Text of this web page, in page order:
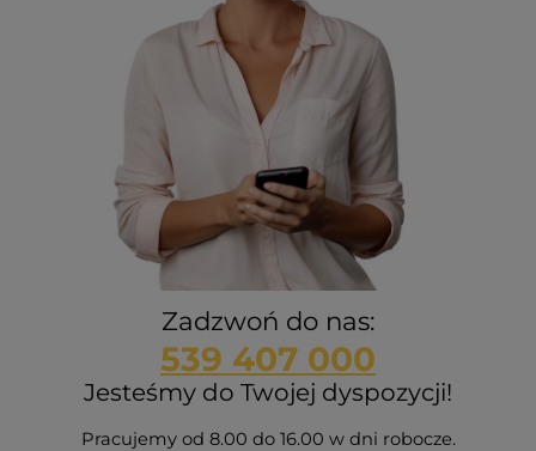
Zadzwoń do nas:
539 407 000
Jesteśmy do Twojej dyspozycji!
Pracujemy od 8.00 do 16.00 w dni robocze.